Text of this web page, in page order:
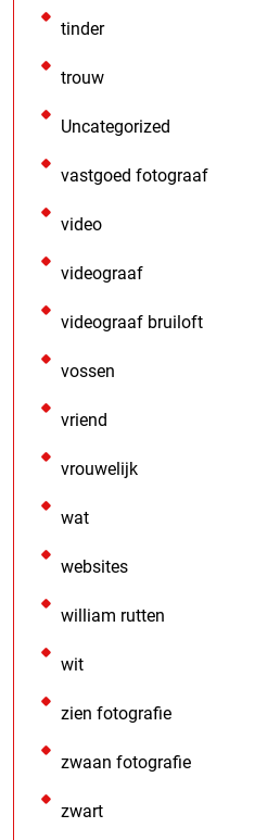
tinder
trouw
Uncategorized
vastgoed fotograaf
video
videograaf
videograaf bruiloft
vossen
vriend
vrouwelijk
wat
websites
william rutten
wit
zien fotografie
zwaan fotografie
zwart